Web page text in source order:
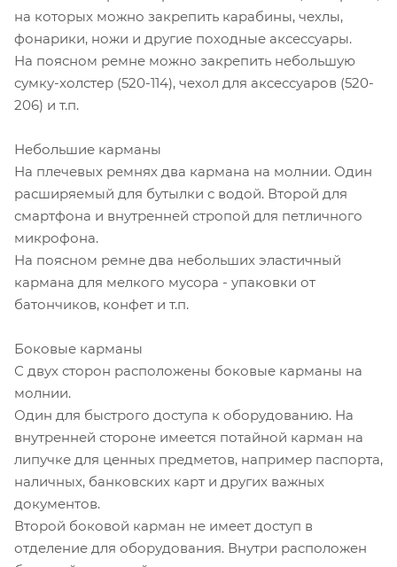
на которых можно закрепить карабины, чехлы,
фонарики, ножи и другие походные аксессуары.
На поясном ремне можно закрепить небольшую
сумку-холстер (520-114), чехол для аксессуаров (520-
206) и т.п.
Небольшие карманы
На плечевых ремнях два кармана на молнии. Один
расширяемый для бутылки с водой. Второй для
смартфона и внутренней стропой для петличного
микрофона.
На поясном ремне два небольших эластичный
кармана для мелкого мусора - упаковки от
батончиков, конфет и т.п.
Боковые карманы
С двух сторон расположены боковые карманы на
молнии.
Один для быстрого доступа к оборудованию. На
внутренней стороне имеется потайной карман на
липучке для ценных предметов, например паспорта,
наличных, банковских карт и других важных
документов.
Второй боковой карман не имеет доступ в
отделение для оборудования. Внутри расположен